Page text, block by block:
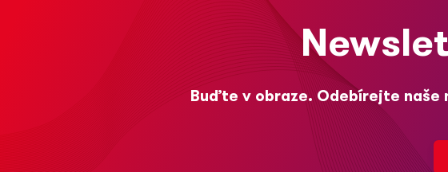
Buďte v obraze. Odebírejte naše